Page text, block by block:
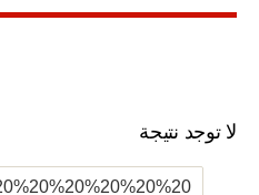
لا توجد نتيجة